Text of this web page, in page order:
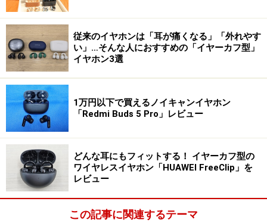
Amazonで見る
次のページでは、第2位と第3位を発表します。
従来のイヤホンは「耳が痛くなる」「外れやす
い」…そんな人におすすめの「イヤーカフ型」
イヤホン3選
1万円以下で買えるノイキャンイヤホン
「Redmi Buds 5 Pro」レビュー
どんな耳にもフィットする！ イヤーカフ型の
ワイヤレスイヤホン「HUAWEI FreeClip」を
レビュー
この記事に関連するテーマ